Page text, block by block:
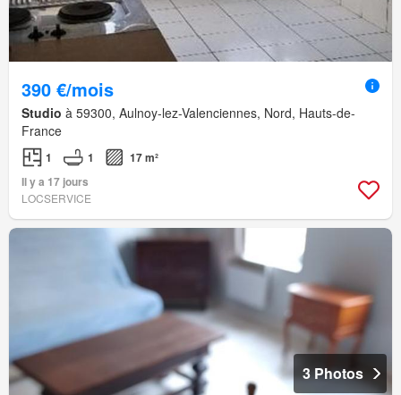
390 €/mois
Studio à 59300, Aulnoy-lez-Valenciennes, Nord, Hauts-de-
France
1 1
17 m²
Il y a 17 jours
LOCSERVICE
3 Photos